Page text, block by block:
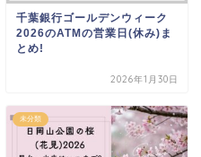
千葉銀行ゴールデンウィーク
2026のATMの営業日(休み)ま
とめ!
2026年1月30日
未分類